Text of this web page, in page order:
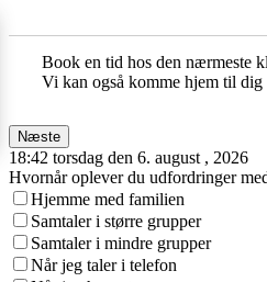
Book en tid hos den nærmeste
Vi kan også komme hjem til dig
Næste
18:42 torsdag den 6. august , 2026
Hvornår oplever du udfordringer
Hjemme med familien
Samtaler i større grupper
Samtaler i mindre grupper
Når jeg taler i telefon